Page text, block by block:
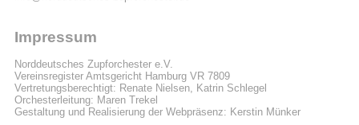
Impressum
Norddeutsches Zupforchester e.V.
Vereinsregister Amtsgericht Hamburg VR 7809
Vertretungsberechtigt: Renate Nielsen, Katrin Schlegel
Orchesterleitung: Maren Trekel
Gestaltung und Realisierung der Webpräsenz: Kerstin Münker